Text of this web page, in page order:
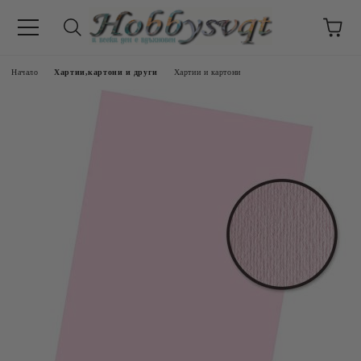
Начало Хартии,картони и други Хартии и картони